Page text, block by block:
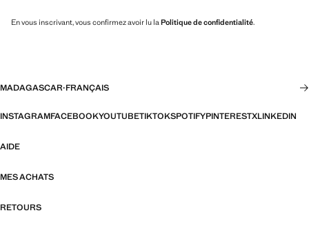
En vous inscrivant, vous confirmez avoir lu la Politique de confidentialité.
MADAGASCAR·FRANÇAIS
INSTAGRAMFACEBOOKYOUTUBETIKTOKSPOTIFYPINTERESTXLINKEDIN
AIDE
MES ACHATS
RETOURS